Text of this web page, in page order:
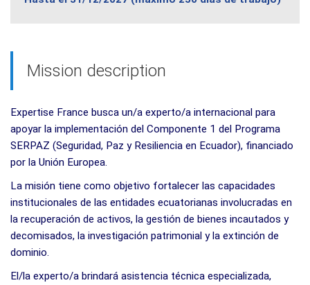
Mission description
Expertise France busca un/a experto/a internacional para
apoyar la implementación del Componente 1 del Programa
SERPAZ (Seguridad, Paz y Resiliencia en Ecuador), financiado
por la Unión Europea.
La misión tiene como objetivo fortalecer las capacidades
institucionales de las entidades ecuatorianas involucradas en
la recuperación de activos, la gestión de bienes incautados y
decomisados, la investigación patrimonial y la extinción de
dominio.
El/la experto/a brindará asistencia técnica especializada,